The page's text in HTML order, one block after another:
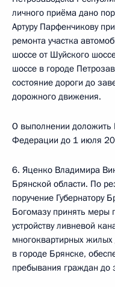
личного приёма дано
Артуру Парфенчикову
ремонта участка
шоссе от Шуйского
шоссе в городе
состояние дороги до
дорожного движения.
О выполнении доложить
Федерации до 1 июля
6. Яценко Владимира
Брянской области. По
поручение Губернатору
Богомазу принять меры
устройству ливневой
многоквартирных
в городе Брянске,
пребывания граждан до